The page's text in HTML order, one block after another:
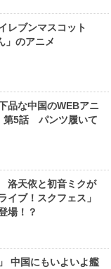
レブンマスコット
」のアニメ
品な中国のWEBアニ
第5話 パンツ履いて
洛天依と初音ミクが
イブ！スクフェス」
場！？
中国にもいよいよ艦